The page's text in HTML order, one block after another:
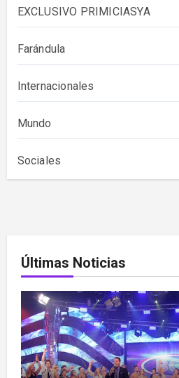
EXCLUSIVO PRIMICIASYA
Farándula
Internacionales
Mundo
Sociales
Últimas Noticias